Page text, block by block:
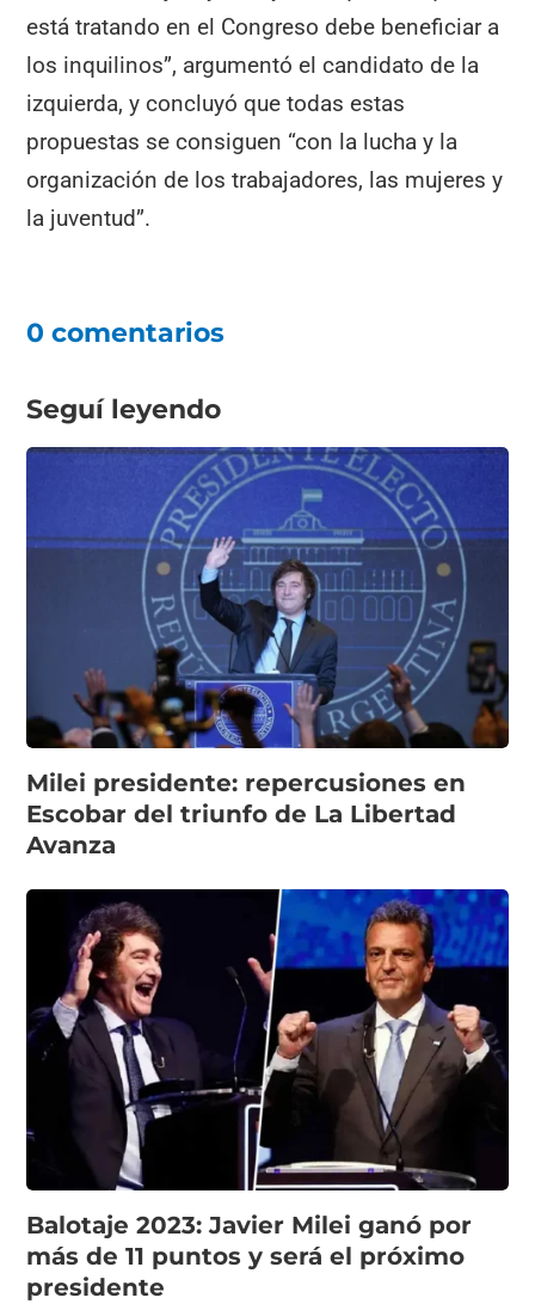
está tratando en el Congreso debe beneficiar a
los inquilinos”, argumentó el candidato de la
izquierda, y concluyó que todas estas
propuestas se consiguen “con la lucha y la
organización de los trabajadores, las mujeres y
la juventud”.
0 comentarios
Seguí leyendo
Milei presidente: repercusiones en
Escobar del triunfo de La Libertad
Avanza
Balotaje 2023: Javier Milei ganó por
más de 11 puntos y será el próximo
presidente